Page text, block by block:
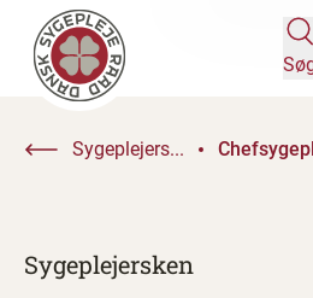
Sygeplejers...
Sygeplejersken